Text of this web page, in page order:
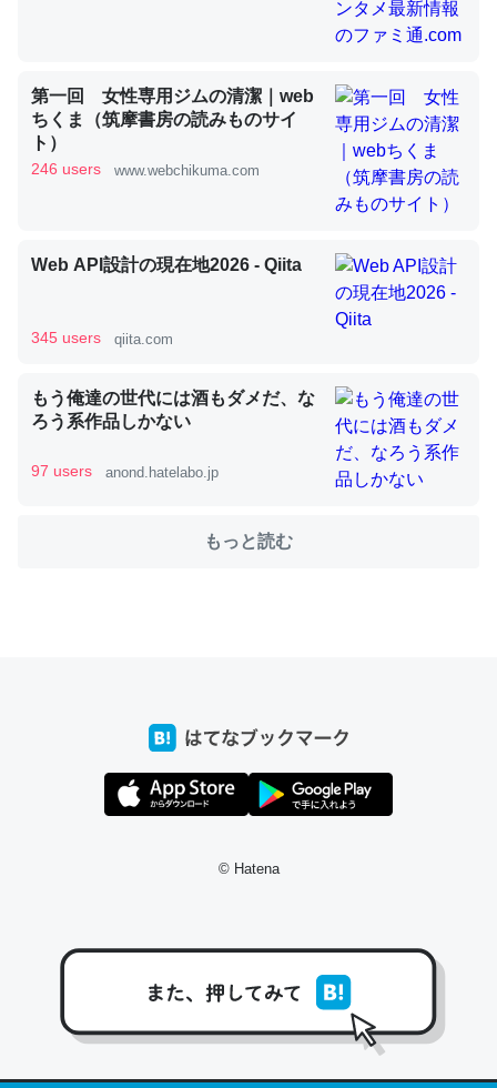
これを元に考えるとカルシウムを大量に使う脊椎動物と貝
類は苦労してるんだな…。腹足類だと殻を無くしてナメク
いのか」に関する新仮説
ウチもEchoを実家に置いて４年。でたまに覗いてる。ぼ
ちぼちRingも置こうかと画策中。あと、Googleマップで
位置情報を共有してる。電池残量や充電中かが分かるので
これ見て生きてるなって分かる。
り時間を日数にすると1週間とかの人が多いそうだけど、
それを実質100倍以上に伸ばす効果があるはず……
─たまにLINEするくらいだった遠方の父67歳と僕。ITツール導入で
コミュニケーションが劇的に変化した｜tayorini by LIFULL介護
たいなのでネット環境作ったけどAlexaしか使わないので
回線代ほとんどかからないですよ。参考：
https://toyoshi.hatenablog.com/entry/2019/05/15/1805
─たまにLINEするくらいだった遠方の父67歳と僕。ITツール導入で
第一回 女性専用ジムの清潔｜web
ちくま（筑摩書房の読みものサイ
ト）
246 users www.webchikuma.com
Web API設計の現在地2026 - Qiita
345 users qiita.com
もう俺達の世代には酒もダメだ、な
ろう系作品しかない
97 users anond.hatelabo.jp
もっと読む
© Hatena